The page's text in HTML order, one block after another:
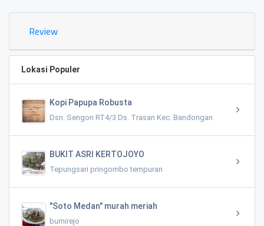
Review
Lokasi Populer
Kopi Papupa Robusta
Dsn. Sengon RT4/3 Ds. Trasan Kec. Bandongan
BUKIT ASRI KERTOJOYO
Tepungsari pringombo tempuran
"Soto Medan" murah meriah
bumirejo